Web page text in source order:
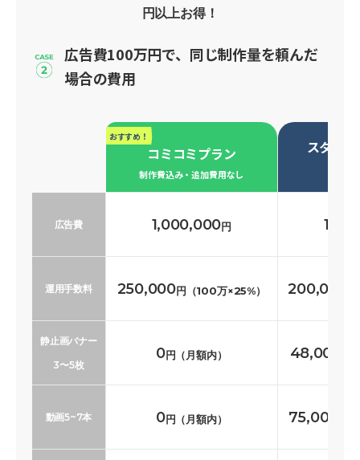
円以上お得！
広告費100万円で、同じ制作量を頼んだ
場合の費用
おすすめ！
コミコミプラン
制作費込み・追加費用なし
スタン
広告費 1,000,000円
運用手数料 250,000円（100万×25%） 200,000
静止画バナー
3〜5枚
0円（月額内） 48,000
動画5~7本 0円（月額内） 75,000〜